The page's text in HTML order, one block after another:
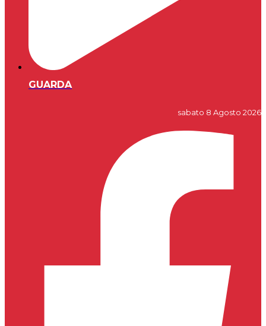
GUARDA
sabato 8 Agosto 2026